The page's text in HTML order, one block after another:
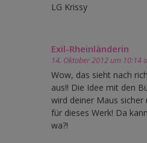
LG Krissy
Exil-Rheinländerin
14. Oktober 2012 um 10:14
Wow, das sieht nach
aus!! Die Idee mit den
wird deiner Maus sicher
für dieses Werk! Da
wa?!